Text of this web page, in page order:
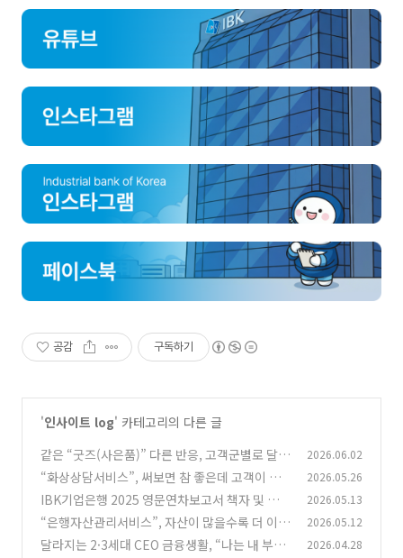
공감 구독하기
'인사이트 log' 카테고리의 다른 글
같은 “굿즈(사은품)” 다른 반응, 고객군별로 달라
지는 “맞춤형 전략 필요” (0)
2026.06.02
“화상상담서비스”, 써보면 참 좋은데 고객이 모
른다! (0)
2026.05.26
IBK기업은행 2025 영문연차보고서 책자 및 웹진
발간
(0)
2026.05.13
“은행자산관리서비스”, 자산이 많을수록 더 이용
하지만 전문성은 ‘글쎄?’ (1)
2026.05.12
달라지는 2·3세대 CEO 금융생활, “나는 내 부모
2026.04.28